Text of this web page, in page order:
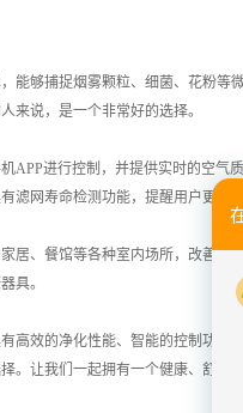
能够捕捉烟雾颗粒、细菌、花粉等
来说，是一个非常好的选择。
APP进行控制，并提供实时的空气
滤网寿命检测功能，提醒用户更换滤
居、餐馆等各种室内场所，改善室
具。
高效的净化性能、智能的控制功能
。让我们一起拥有一个健康、舒适